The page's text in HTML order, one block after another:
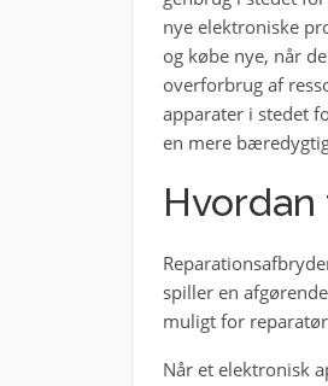
nye elektroniske
og købe nye, når
overforbrug af
apparater i stedet
en mere
spiller en
muligt for
Når et elektronisk